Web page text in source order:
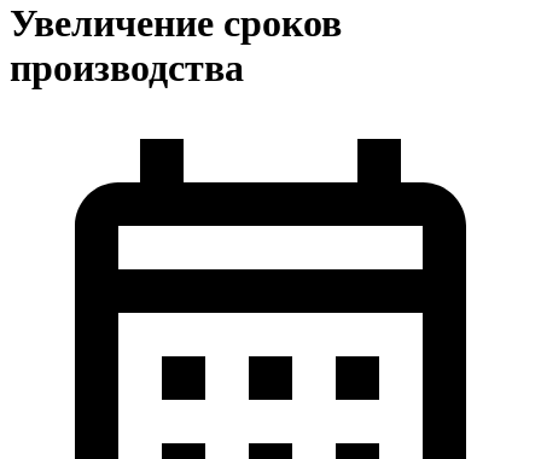
Увеличение сроков
производства